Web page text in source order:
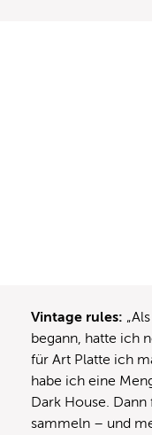
Vintage rules:
begann, hatte ich
für Art Platte ich
habe ich eine
Dark House.
sammeln – und